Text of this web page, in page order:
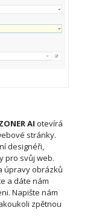
AI otevírá
stránky.
designéři,
pro svůj web.
úpravy obrázků
a dáte nám
Napište nám
zpětnou